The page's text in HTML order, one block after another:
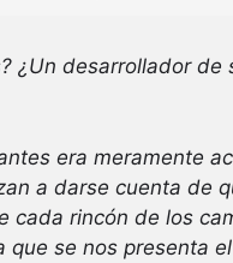
¿Un desarrollador
era meramente
a darse cuenta de
cada rincón de los
que se nos presenta